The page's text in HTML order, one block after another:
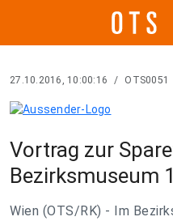
27.10.2016, 10:00:16 / OTS0051
Vortrag zur
Bezirksmuseum
Wien (OTS/RK) - Im